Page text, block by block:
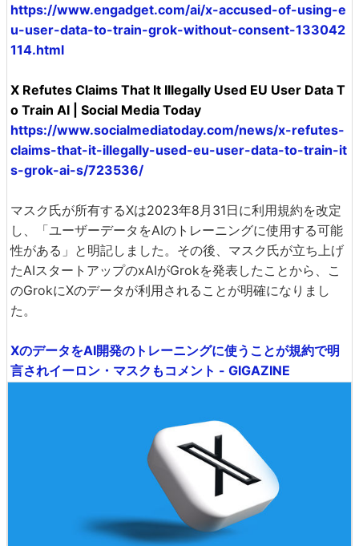
https://www.engadget.com/ai/x-accused-of-using-e
u-user-data-to-train-grok-without-consent-133042
114.html
X Refutes Claims That It Illegally Used EU User Data T
o Train AI | Social Media Today
https://www.socialmediatoday.com/news/x-refutes-
claims-that-it-illegally-used-eu-user-data-to-train-it
s-grok-ai-s/723536/
マスク氏が所有するXは2023年8月31日に利用規約を改定
し、「ユーザーデータをAIのトレーニングに使用する可能
性がある」と明記しました。その後、マスク氏が立ち上げ
たAIスタートアップのxAIがGrokを発表したことから、こ
のGrokにXのデータが利用されることが明確になりまし
た。
XのデータをAI開発のトレーニングに使うことが規約で明
言されイーロン・マスクもコメント - GIGAZINE